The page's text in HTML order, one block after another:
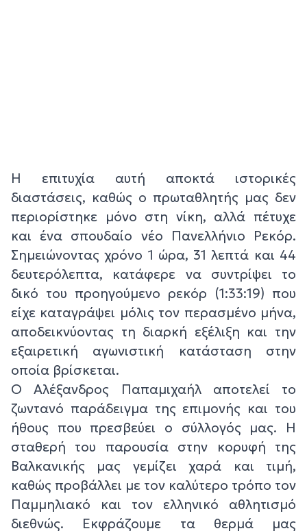
Η επιτυχία αυτή αποκτά ιστορικές
διαστάσεις, καθώς ο πρωταθλητής μας δεν
περιορίστηκε μόνο στη νίκη, αλλά πέτυχε
και ένα σπουδαίο νέο Πανελλήνιο Ρεκόρ.
Σημειώνοντας χρόνο 1 ώρα, 31 λεπτά και 44
δευτερόλεπτα, κατάφερε να συντρίψει το
δικό του προηγούμενο ρεκόρ (1:33:19) που
είχε καταγράψει μόλις τον περασμένο μήνα,
αποδεικνύοντας τη διαρκή εξέλιξη και την
εξαιρετική αγωνιστική κατάσταση στην
οποία βρίσκεται.
Ο Αλέξανδρος Παπαμιχαήλ αποτελεί το
ζωντανό παράδειγμα της επιμονής και του
ήθους που πρεσβεύει ο σύλλογός μας. Η
σταθερή του παρουσία στην κορυφή της
Βαλκανικής μας γεμίζει χαρά και τιμή,
καθώς προβάλλει με τον καλύτερο τρόπο τον
Παμμηλιακό και τον ελληνικό αθλητισμό
διεθνώς. Εκφράζουμε τα θερμά μας